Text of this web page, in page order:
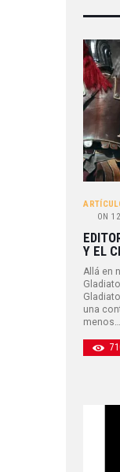
ON
Y EL
Allá en
una
menos…